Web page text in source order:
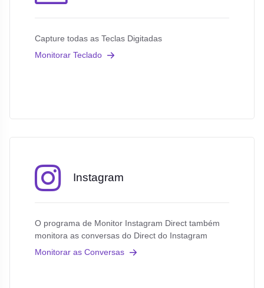
Capture todas as Teclas Digitadas
Monitorar Teclado
Instagram
O programa de Monitor Instagram Direct também
monitora as conversas do Direct do Instagram
Monitorar as Conversas